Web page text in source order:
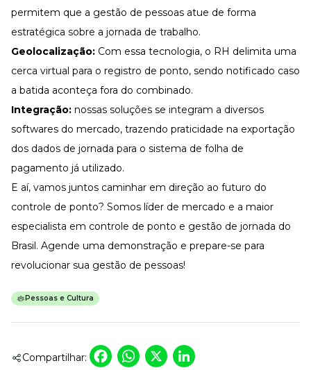
permitem que a gestão de pessoas atue de forma
estratégica sobre a jornada de trabalho.
Geolocalização: Com essa tecnologia, o RH delimita uma
cerca virtual para o registro de ponto, sendo notificado caso
a batida aconteça fora do combinado.
Integração: nossas soluções se integram a diversos
softwares do mercado, trazendo praticidade na exportação
dos dados de jornada para o sistema de folha de
pagamento já utilizado.
E aí, vamos juntos caminhar em direção ao futuro do
controle de ponto? Somos líder de mercado e a maior
especialista em controle de ponto e gestão de jornada do
Brasil. Agende uma demonstração e prepare-se para
revolucionar sua gestão de pessoas!
Pessoas e Cultura
Compartilhar: Facebook
WhatsApp
X